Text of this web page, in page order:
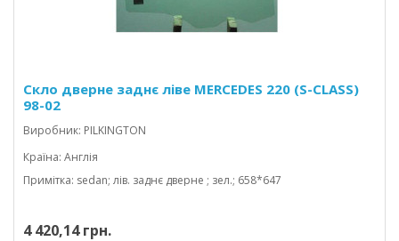
Скло дверне заднє ліве MERCEDES 220 (S-CLASS)
98-02
Виробник: PILKINGTON
Країна: Англія
Примітка: sedan; лів. заднє дверне ; зел.; 658*647
4 420,14 грн.